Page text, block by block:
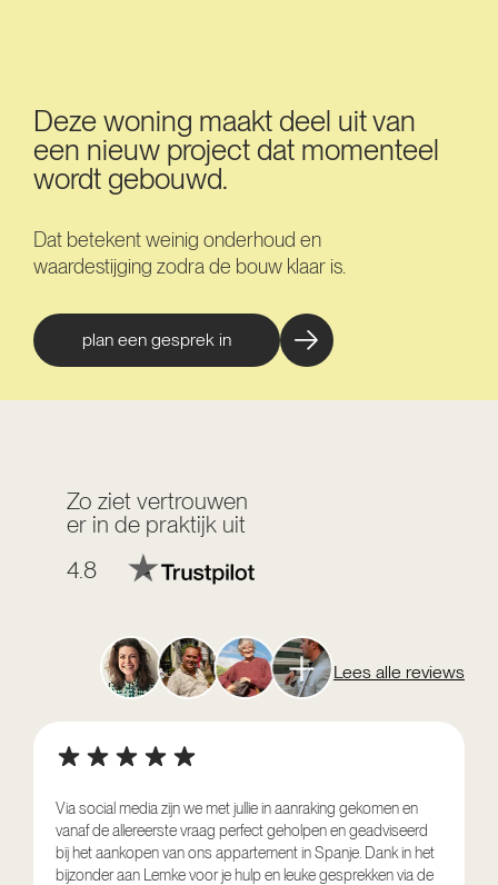
Deze woning maakt deel uit van
een nieuw project dat momenteel
wordt gebouwd.
Dat betekent weinig onderhoud en
waardestijging zodra de bouw klaar is.
plan een gesprek in
Zo ziet vertrouwen
er in de praktijk uit
4.8
Lees alle reviews
Via social media zijn we met jullie in aanraking gekomen en
vanaf de allereerste vraag perfect geholpen en geadviseerd
bij het aankopen van ons appartement in Spanje. Dank in het
bijzonder aan Lemke voor je hulp en leuke gesprekken via de